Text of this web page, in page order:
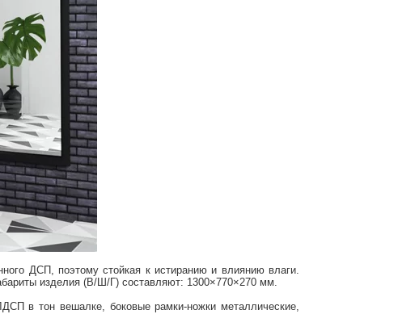
ДСП, поэтому стойкая к истиранию и влиянию влаги.
изделия (В/Ш/Г) составляют: 1300×770×270 мм.
в тон вешалке, боковые рамки-ножки металлические,